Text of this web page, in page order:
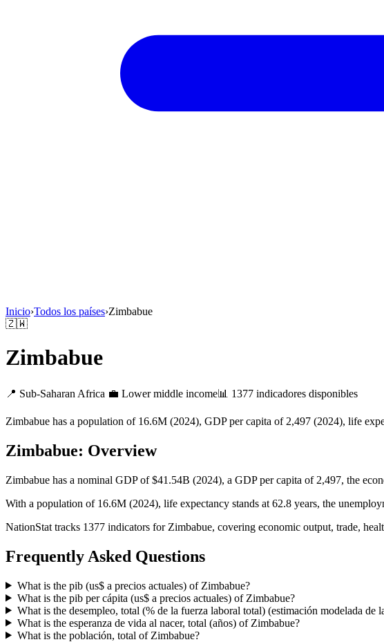
Inicio›Todos los países›Zimbabue
🇿🇼
Zimbabue
📍 Sub-Saharan Africa 💼 Lower middle income📊 1377 indicadores disponibles
Zimbabue has a population of 16.6M (2024), GDP per capita of 2,497 (2024), life
Zimbabue: Overview
Zimbabue has a nominal GDP of $41.54B (2024), a GDP per capita of 2,497, the
With a population of 16.6M (2024), life expectancy stands at 62.8 years, the
NationStat tracks 1377 indicators for Zimbabue, covering economic output, trade,
Frequently Asked Questions
What is the pib (us$ a precios actuales) of Zimbabue?
What is the pib per cápita (us$ a precios actuales) of Zimbabue?
What is the desempleo, total (% de la fuerza laboral total) (estimación modelada de
What is the esperanza de vida al nacer, total (años) of Zimbabue?
What is the población, total of Zimbabue?